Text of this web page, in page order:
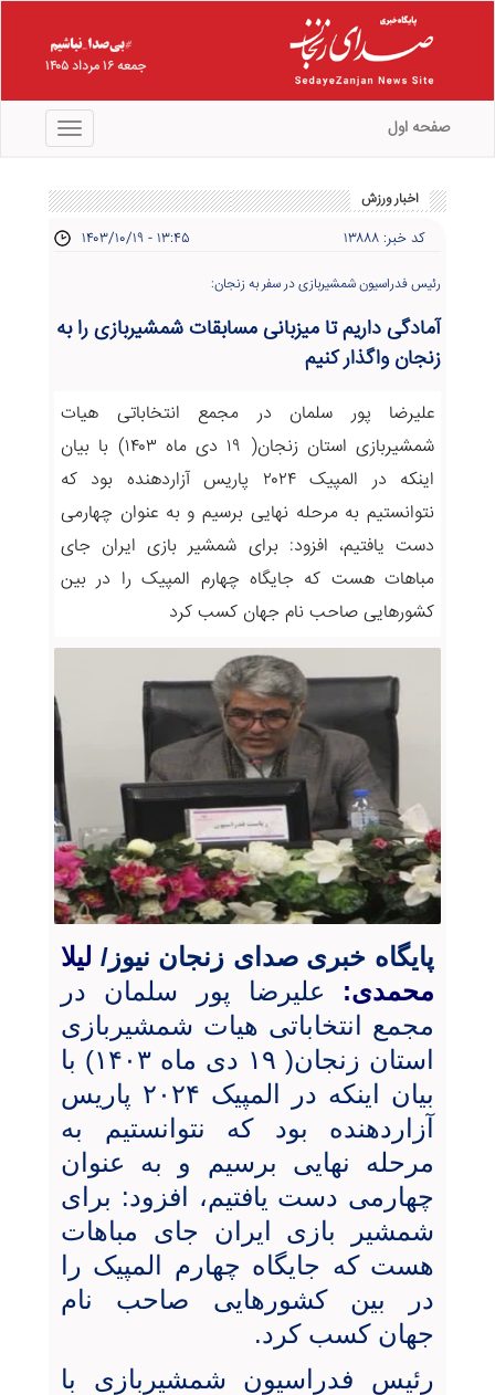
جمعه ۱۶ مرداد ۱۴۰۵
منو صفحه اول
اخبار ورزش
کد خبر: ۱۳۸۸۸ ۱۴۰۳/۱۰/۱۹ - ۱۳:۴۵
رئیس فدراسیون شمشیربازی در سفر به زنجان:
آمادگی داریم تا میزبانی‌ مسابقات شمشیربازی را به
زنجان واگذار کنیم
علیرضا پور سلمان در مجمع انتخاباتی هیات
شمشیربازی استان زنجان( ۱۹ دی ماه ۱۴۰۳) با بیان
اینکه در المپیک ۲۰۲۴ پاریس آزاردهنده بود که
نتوانستیم به مرحله نهایی برسیم و به عنوان چهارمی
دست یافتیم، افزود: برای شمشیر بازی ایران جای
مباهات هست که جایگاه چهارم المپیک را در بین
کشورهایی صاحب نام جهان کسب کرد
پایگاه خبری صدای زنجان نیوز/ لیلا
محمدی: علیرضا پور سلمان در
مجمع انتخاباتی هیات شمشیربازی
استان زنجان( ۱۹ دی ماه ۱۴۰۳) با
بیان اینکه در المپیک ۲۰۲۴ پاریس
آزاردهنده بود که نتوانستیم به
مرحله نهایی برسیم و به عنوان
چهارمی دست یافتیم، افزود: برای
شمشیر بازی ایران جای مباهات
هست که جایگاه چهارم المپیک را
در بین کشورهایی صاحب نام
جهان کسب کرد.
رئیس فدراسیون شمشیربازی با